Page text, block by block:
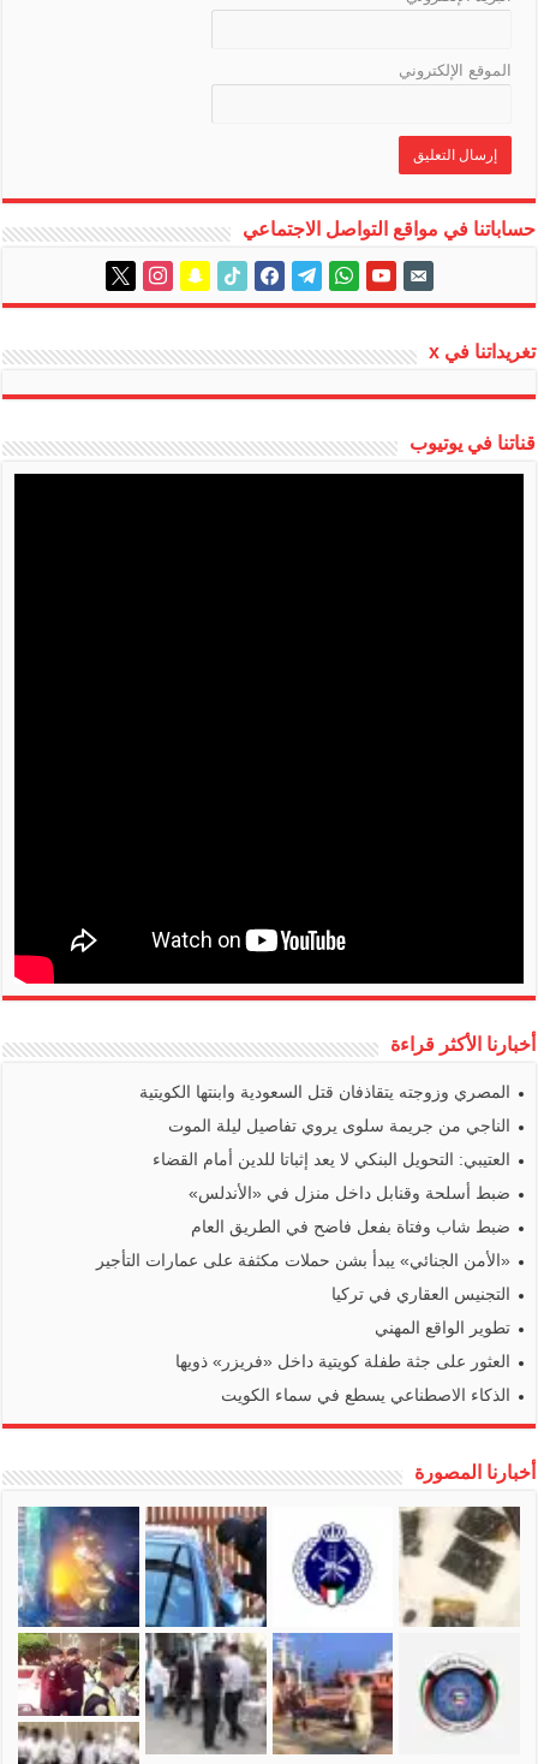
الموقع الإلكتروني
حساباتنا في مواقع التواصل الاجتماعي
email-
alt
youtube
whatsapp
telegram
facebook
tiktok
snapchat
instagram
x
تغريداتنا في x
قناتنا في يوتيوب
أخبارنا الأكثر قراءة
المصري وزوجته يتقاذفان قتل السعودية وابنتها الكويتية
الناجي من جريمة سلوى يروي تفاصيل ليلة الموت
العتيبي: التحويل البنكي لا يعد إثباتا للدين أمام القضاء
ضبط أسلحة وقنابل داخل منزل في «الأندلس»
ضبط شاب وفتاة بفعل فاضح في الطريق العام
«الأمن الجنائي» يبدأ بشن حملات مكثفة على عمارات التأجير
التجنيس العقاري في تركيا
تطوير الواقع المهني
العثور على جثة طفلة كويتية داخل «فريزر» ذويها
الذكاء الاصطناعي يسطع في سماء الكويت
أخبارنا المصورة